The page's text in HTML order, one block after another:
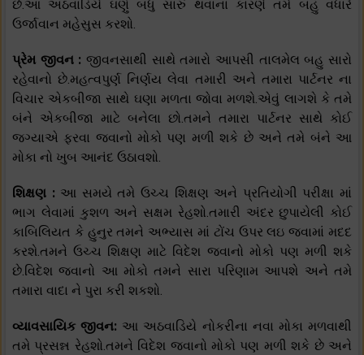
છે.આ અઠવાડિયે ઘણું બધું સારું થવાના કારણે તમે બહુ વધારે
ઉર્જાવાન મહેસુસ કરશો.
પ્રેમ જીવન : જીવનસાથી સાથે તમારો આપસી તાલમેલ બહુ સારો
રહેવાનો છે.મહત્વપુર્ણ નિર્ણય લેવા તમારી અને તમારા પાર્ટનર ના
વિચાર એકબીજા સાથે ઘણા મળતા જોવા મળશે.એવું લાગશે કે તમે
બંને એકબીજા માટે બનેલા છો.તમને તમારા પાર્ટનર સાથે કોઈ
જગ્યાએ ફરવા જવાનો મોકો પણ મળી શકે છે અને તમે બંને આ
મોકા નો ખુબ આનંદ ઉઠાવશો.
શિક્ષણ : આ સમયે તમે ઉચ્ચ શિક્ષણ અને પ્રતિયોગી પરીક્ષા માં
ભાગ લેવામાં કુશળ અને સક્ષમ રેહશો.તમારી અંદર છુપાયેલી કોઈ
કાબિલિયત કે હુનુર તમને અભ્યાસ માં ટોંચ ઉપર લઇ જવામાં મદદ
કરશે.તમને ઉચ્ચ શિક્ષણ માટે વિદેશ જવાનો મોકો પણ મળી શકે
છે.વિદેશ જવાનો આ મોકો તમને સારા પરિણામ આપશે અને તમે
તમારા વાદા ને પુરા કરી શકશો.
વ્યાવસાયિક જીવન: આ અઠવાડિયે નોકરીના નવા મોકા મળવાથી
તમે પ્રસન્ન રેહશો.તમને વિદેશ જવાનો મોકો પણ મળી શકે છે અને